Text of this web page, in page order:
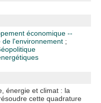
économique --
de l'environnement ;
énergie et climat : la
cette quadrature